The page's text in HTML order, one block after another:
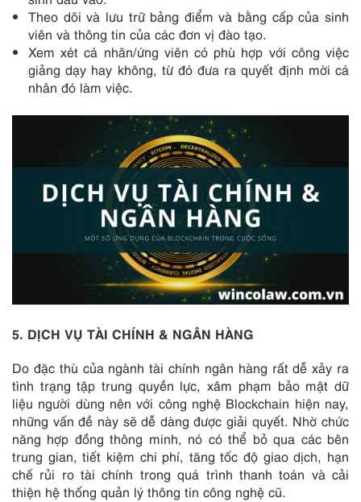
Theo dõi và lưu trữ bảng điểm và bằng cấp của sinh
viên và thông tin của các đơn vị đào tạo.
Xem xét cá nhân/ứng viên có phù hợp với công việc
giảng dạy hay không, từ đó đưa ra quyết định mời cá
nhân đó làm việc.
5. DỊCH VỤ TÀI CHÍNH & NGÂN HÀNG
Do đặc thù của ngành tài chính ngân hàng rất dễ xảy ra
tình trạng tập trung quyền lực, xâm phạm bảo mật dữ
liệu người dùng nên với công nghệ Blockchain hiện nay,
những vấn đề này sẽ dễ dàng được giải quyết. Nhờ chức
năng hợp đồng thông minh, nó có thể bỏ qua các bên
trung gian, tiết kiệm chi phí, tăng tốc độ giao dịch, hạn
chế rủi ro tài chính trong quá trình thanh toán và cải
thiện hệ thống quản lý thông tin công nghệ cũ.